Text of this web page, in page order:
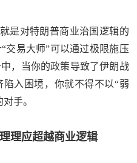
是对特朗普商业治国逻辑的
交易大师”可以通过极限施压
，当你的政策导致了伊朗战
入困境，你就不得不以“弱
手。
理应超越商业逻辑